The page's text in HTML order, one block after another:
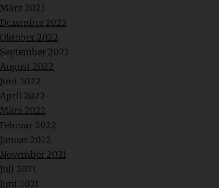
März 2023
Dezember 2022
Oktober 2022
September 2022
August 2022
Juni 2022
April 2022
März 2022
Februar 2022
Januar 2022
November 2021
Juli 2021
Juni 2021